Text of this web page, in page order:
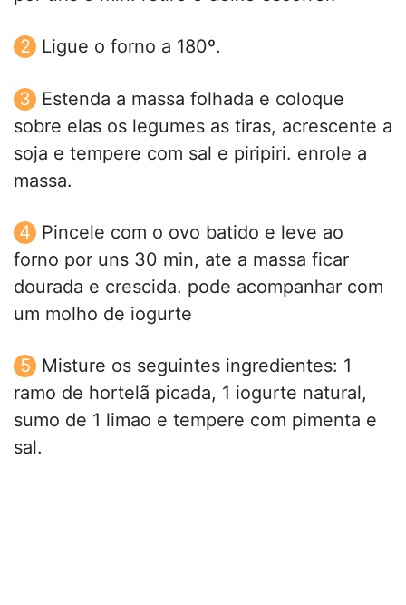
Ligue o forno a 180º.
Estenda a massa folhada e coloque
sobre elas os legumes as tiras, acrescente a
soja e tempere com sal e piripiri. enrole a
massa.
Pincele com o ovo batido e leve ao
forno por uns 30 min, ate a massa ficar
dourada e crescida. pode acompanhar com
um molho de iogurte
Misture os seguintes ingredientes: 1
ramo de hortelã picada, 1 iogurte natural,
sumo de 1 limao e tempere com pimenta e
sal.